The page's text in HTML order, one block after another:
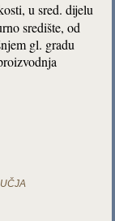
u sred. dijelu
središte, od
gl. gradu